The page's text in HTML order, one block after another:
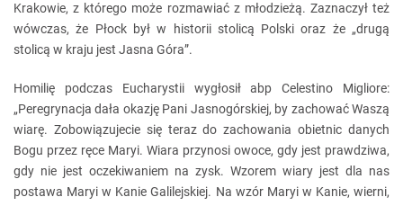
Krakowie, z którego może rozmawiać z młodzieżą. Zaznaczył też
wówczas, że Płock był w historii stolicą Polski oraz że „drugą
stolicą w kraju jest Jasna Góra”.
Homilię podczas Eucharystii wygłosił abp Celestino Migliore:
„Peregrynacja dała okazję Pani Jasnogórskiej, by zachować Waszą
wiarę. Zobowiązujecie się teraz do zachowania obietnic danych
Bogu przez ręce Maryi. Wiara przynosi owoce, gdy jest prawdziwa,
gdy nie jest oczekiwaniem na zysk. Wzorem wiary jest dla nas
postawa Maryi w Kanie Galilejskiej. Na wzór Maryi w Kanie, wierni,